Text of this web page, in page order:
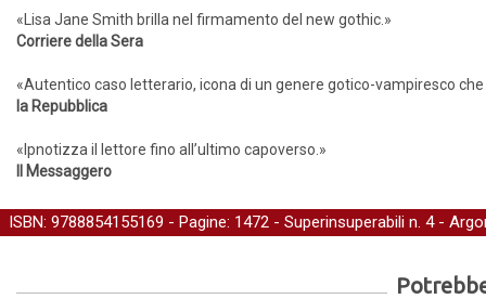
«Lisa Jane Smith brilla nel firmamento del new gothic.»
Corriere della Sera
«Autentico caso letterario, icona di un genere gotico-vampiresco
la Repubblica
«Ipnotizza il lettore fino all’ultimo capoverso.»
Il Messaggero
ISBN: 9788854155169 - Pagine: 1472 -Superinsuperabili n. 4 -